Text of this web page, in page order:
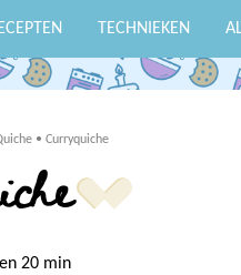
TECHNIEKEN
•Curryquiche
20 min